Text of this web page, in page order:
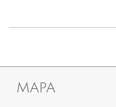
MAPA